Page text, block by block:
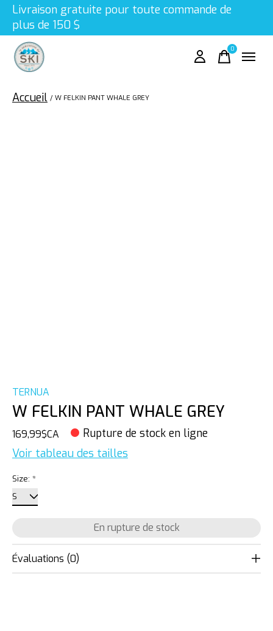
Livraison gratuite pour toute commande de
plus de 150 $
0items
Accueil / W FELKIN PANT WHALE GREY
TERNUA
W FELKIN PANT WHALE GREY
169,99$CA Rupture de stock en ligne
Voir tableau des tailles
Size: *
En rupture de stock
Évaluations (0)